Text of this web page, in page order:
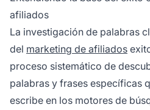
instancia, incremente las
afiliación.
afiliados
La investigación de palabras
del marketing de afiliados
proceso sistemático de
palabras y frases específicas
escribe en los motores de